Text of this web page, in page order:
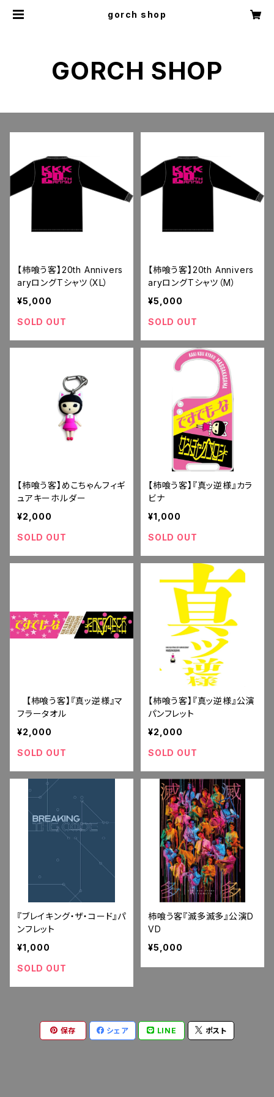
gorch shop
GORCH SHOP
【柿喰う客】20th Annivers
aryロングTシャツ（XL）
¥5,000
SOLD OUT
【柿喰う客】20th Annivers
aryロングTシャツ（M）
¥5,000
SOLD OUT
【柿喰う客】めこちゃんフィギ
ュアキーホルダー
¥2,000
SOLD OUT
【柿喰う客】『真ッ逆様』カラ
ビナ
¥1,000
SOLD OUT
【柿喰う客】『真ッ逆様』マ
フラータオル
¥2,000
SOLD OUT
【柿喰う客】『真ッ逆様』公演
パンフレット
¥2,000
SOLD OUT
『ブレイキング・ザ・コード』パ
ンフレット
¥1,000
SOLD OUT
柿喰う客『滅多滅多』公演D
VD
¥5,000
保存 シェア LINE ポスト